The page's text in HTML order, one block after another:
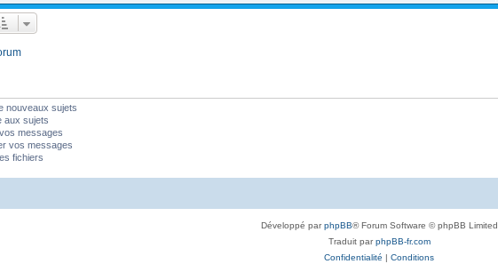
nouveaux sujets
aux sujets
messages
vos messages
fichiers
Développé parphpBB® Forum Software © phpBB Limited
Traduit parphpBB-fr.com
Confidentialité | Conditions